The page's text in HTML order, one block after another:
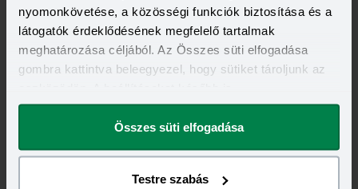
nyomonkövetése, a közösségi funkciók biztosítása és a
látogatók érdeklődésének megfelelő tartalmak
meghatározása céljából. Az Összes süti elfogadása
gombra kattintva beleegyezel, hogy sütiket tároljunk az
megváltoztathatod.
Összes süti elfogadása
Testre szabás